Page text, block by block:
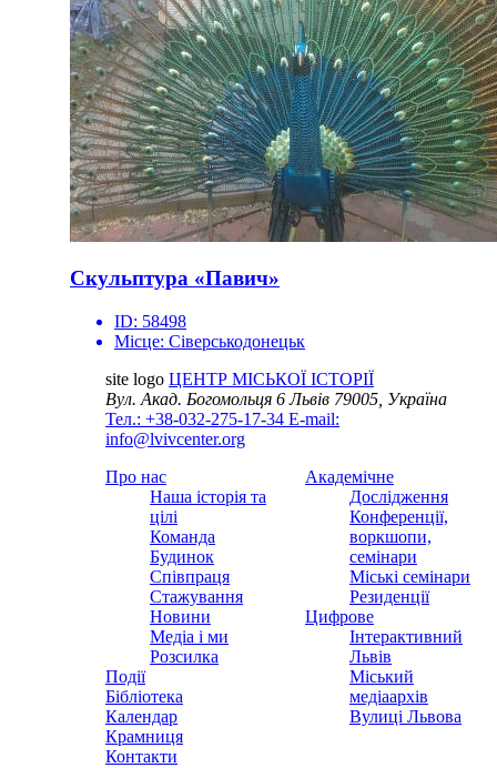
Скульптура «Павич»
ID: 58498
Місце: Сіверськодонецьк
site logo ЦЕНТР МІСЬКОЇ ІСТОРІЇ
Вул. Акад. Богомольця 6Львів 79005, Україна
Тел.: +38-032-275-17-34 E-mail:
info@lvivcenter.org
Про нас
Наша історія та
цілі
Команда
Будинок
Співпраця
Стажування
Новини
Медіа і ми
Розсилка
Події
Бібліотека
Календар
Крамниця
Контакти
Академічне
Дослідження
Конференції,
воркшопи,
семінари
Міські семінари
Резиденції
Цифрове
Інтерактивний
Львів
Міський
медіаархів
Вулиці Львова